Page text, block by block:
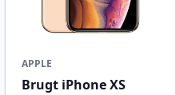
APPLE
Brugt iPhone XS